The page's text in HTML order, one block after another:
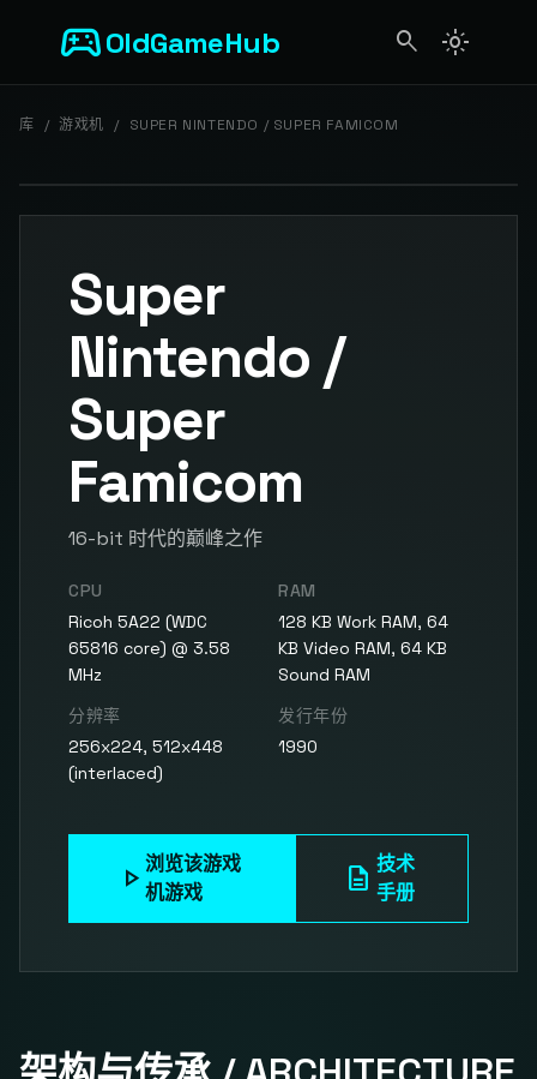
sports_esportsOldGameHub search light_mode
库 / 游戏机 / SUPER NINTENDO / SUPER FAMICOM
Super
Nintendo /
Super
Famicom
16-bit 时代的巅峰之作
CPU
Ricoh 5A22 (WDC
65816 core) @ 3.58
MHz
RAM
128 KB Work RAM, 64
KB Video RAM, 64 KB
Sound RAM
分辨率
256x224, 512x448
(interlaced)
发行年份
1990
play_arrow 浏览该游戏
机游戏
description 技术
手册